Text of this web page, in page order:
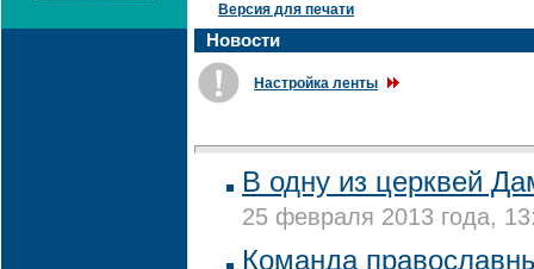
Версия для печати
Новости
Настройка ленты
В одну из церквей
25 февраля 2013 года,
Команда